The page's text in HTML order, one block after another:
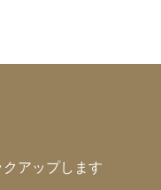
アップします